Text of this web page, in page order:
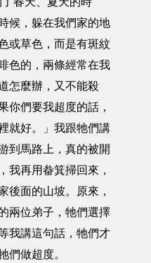
候，躲在我們家的地
或草色，而是有斑紋
色的，兩條經常在我
怎麼辦，又不能殺
你們要我超度的話，
就好。」我跟牠們講
到馬路上，真的被開
我再用畚箕掃回來，
後面的山坡。原來，
兩位弟子，牠們選擇
我講這句話，牠們才
們做超度。